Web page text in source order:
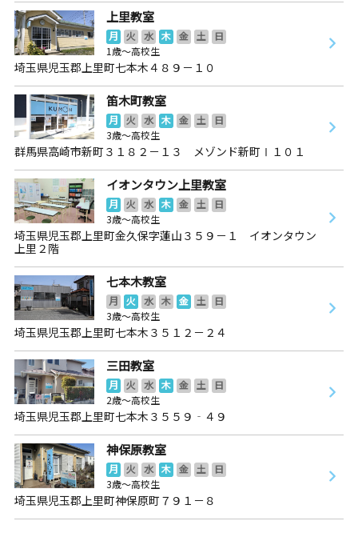
上里教室
月 火 水 木 金 土
日
1歳～高校生
埼玉県児玉郡上里町七本木４８９－１０
笛木町教室
月 火 水 木 金 土
日
3歳～高校生
群馬県高崎市新町３１８２－１３ メゾンド新町Ⅰ１０１
イオンタウン上里教室
月 火 水 木 金 土
日
3歳～高校生
埼玉県児玉郡上里町金久保字蓮山３５９－１ イオンタウン
上里２階
七本木教室
月 火 水 木 金 土
日
3歳～高校生
埼玉県児玉郡上里町七本木３５１２－２４
三田教室
月 火 水 木 金 土
日
2歳～高校生
埼玉県児玉郡上里町七本木３５５９‐４９
神保原教室
月 火 水 木 金 土
日
3歳～高校生
埼玉県児玉郡上里町神保原町７９１－８